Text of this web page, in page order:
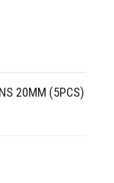
20MM (5PCS)